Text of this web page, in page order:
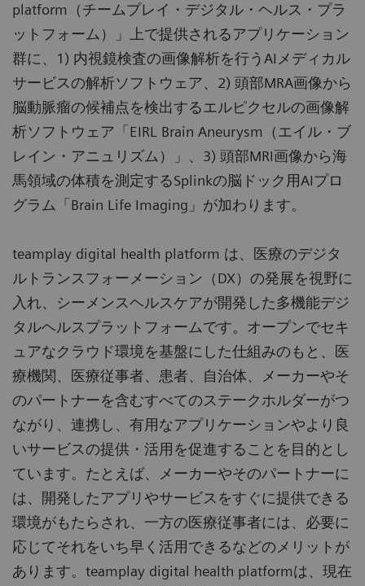
platform（チームプレイ・デジタル・ヘルス・プラ
ットフォーム）」上で提供されるアプリケーション
群に、1) 内視鏡検査の画像解析を行うAIメディカル
サービスの解析ソフトウェア、2) 頭部MRA画像から
脳動脈瘤の候補点を検出するエルピクセルの画像解
析ソフトウェア「EIRL Brain Aneurysm（エイル・ブ
レイン・アニュリズム）」、3) 頭部MRI画像から海
馬領域の体積を測定するSplinkの脳ドック用AIプロ
グラム「Brain Life Imaging」が加わります。
teamplay digital health platform は、医療のデジタ
ルトランスフォーメーション（DX）の発展を視野に
入れ、シーメンスヘルスケアが開発した多機能デジ
タルヘルスプラットフォームです。オープンでセキ
ュアなクラウド環境を基盤にした仕組みのもと、医
療機関、医療従事者、患者、自治体、メーカーやそ
のパートナーを含むすべてのステークホルダーがつ
ながり、連携し、有用なアプリケーションやより良
いサービスの提供・活用を促進することを目的とし
ています。たとえば、メーカーやそのパートナーに
は、開発したアプリやサービスをすぐに提供できる
環境がもたらされ、一方の医療従事者には、必要に
応じてそれをいち早く活用できるなどのメリットが
あります。teamplay digital health platformは、現在